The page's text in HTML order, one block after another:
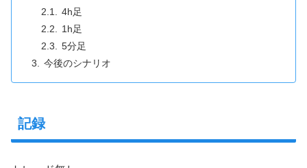
4h足
1h足
5分足
今後のシナリオ
記録